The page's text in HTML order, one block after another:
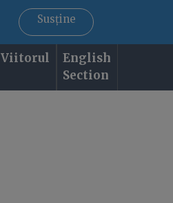
Susține
Viitorul
English
Section